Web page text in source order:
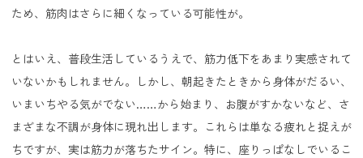
ため、筋肉はさらに細くなっている可能性が。
とはいえ、普段生活しているうえで、筋力低下をあまり実感されて
いないかもしれません。しかし、朝起きたときから身体がだるい、
いまいちやる気がでない……から始まり、お腹がすかないなど、さ
まざまな不調が身体に現れ出します。これらは単なる疲れと捉えが
ちですが、実は筋力が落ちたサイン。特に、座りっぱなしでいるこ